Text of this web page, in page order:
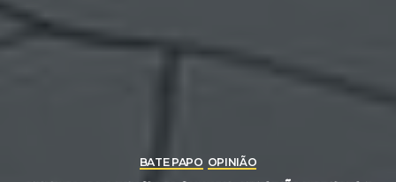
BATE PAPO OPINIÃO